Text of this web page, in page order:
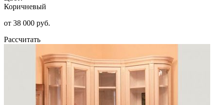
Коричневый
от 38 000 руб.
Рассчитать